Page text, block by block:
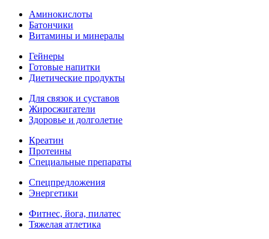
Аминокислоты
Батончики
Витамины и минералы
Гейнеры
Готовые напитки
Диетические продукты
Для связок и суставов
Жиросжигатели
Здоровье и долголетие
Креатин
Протеины
Специальные препараты
Спецпредложения
Энергетики
Фитнес, йога, пилатес
Тяжелая атлетика